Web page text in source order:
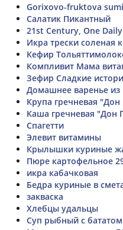
Gorixovo-fruktova
Салатик Пикантный
21st Century, One Daily
Икра трески соленая
Кефир
Компливит Мама
Зефир Сладкие
Домашнее варенье из
Крупа гречневая "Дон
Каша гречневая "Дон
Спагетти
Элевит витамины
Крылышки куриные
Пюре картофельное
икра кабачковая
Бедра куриные в
закваска
Хлебцы удальцы
Суп рыбный с